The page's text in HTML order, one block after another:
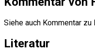
Siehe auch Kommentar zu
Literatur